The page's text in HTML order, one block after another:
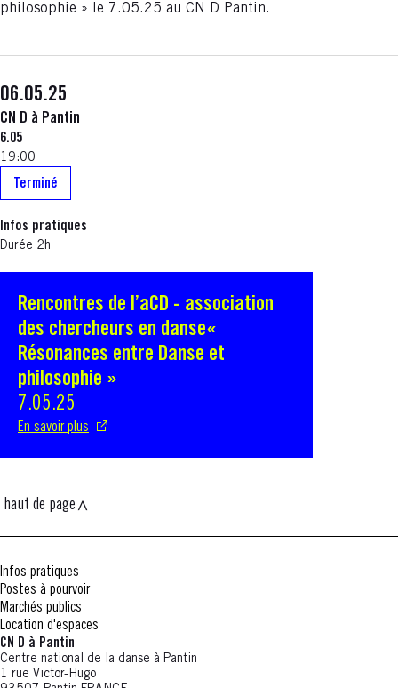
philosophie » le 7.05.25 au CN D Pantin.
06.05.25
CN D à Pantin
6.05
19:00
Terminé
Infos pratiques
Durée 2h
Rencontres de l’aCD - association
des chercheurs en danse«
Résonances entre Danse et
philosophie »
7.05.25
En savoir plus
S'ouvre dans une nouvelle fenêtre
haut de page
Infos pratiques
Postes à pourvoir
Marchés publics
Location d'espaces
CN D à Pantin
Centre national de la danse à Pantin
1 rue Victor-Hugo